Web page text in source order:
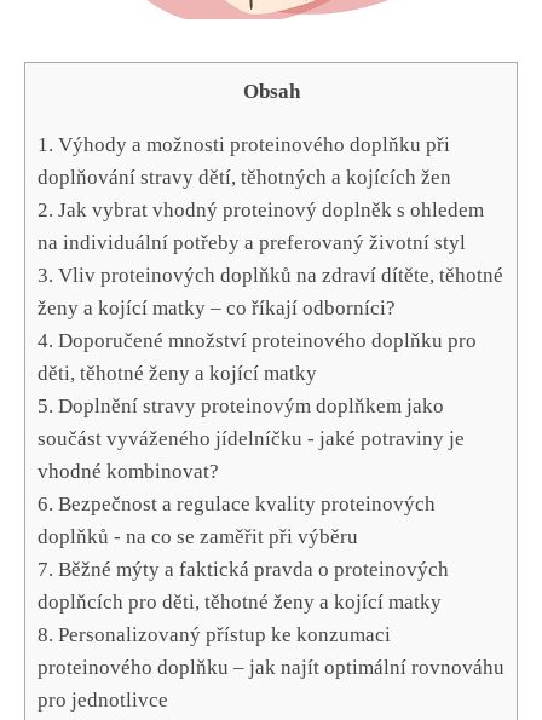
Obsah
1. Výhody a‌ možnosti proteinového doplňku ‌při
doplňování stravy dětí, těhotných a kojících žen
2. Jak ‌vybrat vhodný proteinový ⁤doplněk ⁢s ohledem
na individuální ⁤potřeby ⁢a preferovaný životní styl
3.‍ Vliv ‌proteinových doplňků na zdraví dítěte, těhotné
ženy a kojící matky – co ⁣říkají odborníci?
4. Doporučené množství ⁣proteinového doplňku ​pro
děti, těhotné ženy ​a kojící matky
5. ⁤Doplnění stravy ⁢proteinovým‍ doplňkem jako
součást vyváženého ⁣jídelníčku ⁤- jaké ⁤potraviny ⁢je
vhodné kombinovat?
6. ‌Bezpečnost ⁤a regulace kvality proteinových
doplňků ‌- na ​co se ‌zaměřit při ⁣výběru
7. Běžné mýty a faktická pravda o proteinových
doplňcích pro děti, ‌těhotné ⁣ženy a​ kojící matky
8.​ Personalizovaný přístup ke konzumaci
proteinového doplňku – jak‍ najít ⁣optimální rovnováhu
pro jednotlivce